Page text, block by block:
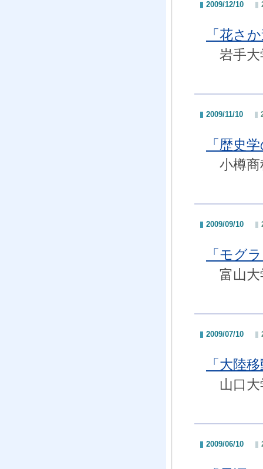
2009/12/10
「花さ
岩手大
2009/11/10
「歴史
小樽商
2009/09/10
「モグ
富山大
2009/07/10
「大陸
山口大
2009/06/10